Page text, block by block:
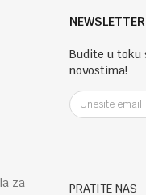
za
NEWSLETTER
Budite u toku
novostima!
PRATITE NAS